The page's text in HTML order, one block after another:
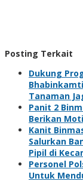
Posting Terkait
Dukung
Tanaman
Panit 2
Berikan
Kanit
Salurkan
Pipil di
Personel
Untuk